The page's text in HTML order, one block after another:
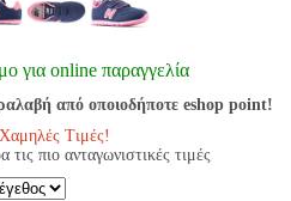
για online παραγγελία
από οποιοδήποτε eshop point!
Τιμές!
πιο ανταγωνιστικές τιμές